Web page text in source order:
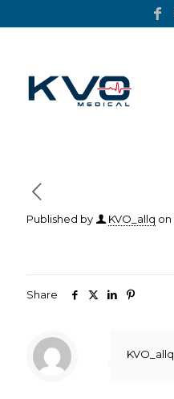
Published by KVO_allq on
Share
KVO_allq